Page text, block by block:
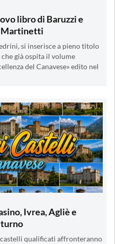
libro di Baruzzi e
Martinetti
si inserisce a pieno titolo
già ospita il volume
del Canavese» edito nel
Ivrea, Agliè e
turno
qualificati affronteranno